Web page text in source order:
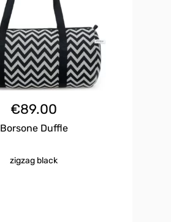
€89.00
Borsone Duffle
zigzag black